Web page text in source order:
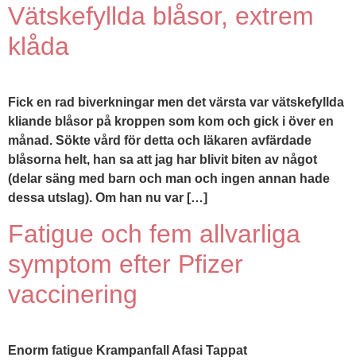
Vätskefyllda blåsor, extrem
klåda
Fick en rad biverkningar men det värsta var vätskefyllda
kliande blåsor på kroppen som kom och gick i över en
månad. Sökte vård för detta och läkaren avfärdade
blåsorna helt, han sa att jag har blivit biten av något
(delar säng med barn och man och ingen annan hade
dessa utslag). Om han nu var […]
Fatigue och fem allvarliga
symptom efter Pfizer
vaccinering
Enorm fatigue Krampanfall Afasi Tappat